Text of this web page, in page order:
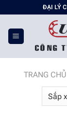
đến
nội
dung
ĐẠI LÝ
TRANG CHỦ